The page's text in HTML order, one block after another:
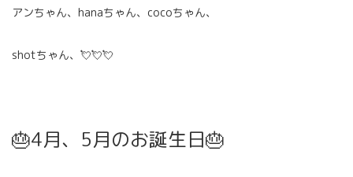
アンちゃん、hanaちゃん、cocoちゃん、
shotちゃん、💘💘💘
🎂4月、5月のお誕生日🎂